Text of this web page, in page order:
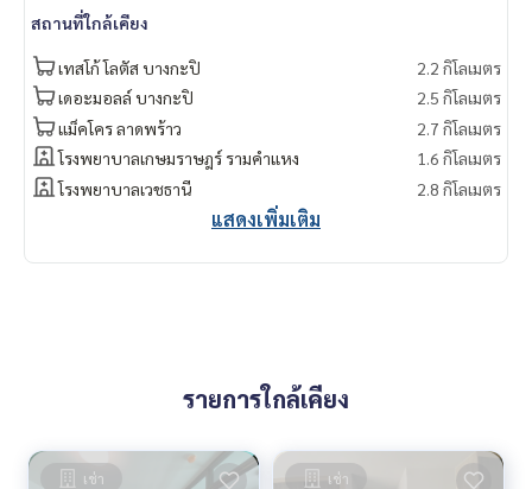
สถานที่ใกล้เคียง
เทสโก้ โลตัส บางกะปิ
2.2 กิโลเมตร
เดอะมอลล์ บางกะปิ
2.5 กิโลเมตร
แม็คโคร ลาดพร้าว
2.7 กิโลเมตร
โรงพยาบาลเกษมราษฎร์ รามคำแหง
1.6 กิโลเมตร
โรงพยาบาลเวชธานี
2.8 กิโลเมตร
แสดงเพิ่มเติม
รายการใกล้เคียง
เช่า เช่า